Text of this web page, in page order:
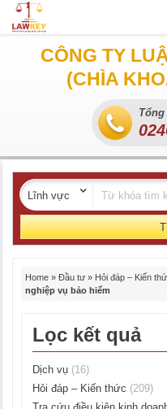
CÔNG TY
(CHÌA
Home » Đầu tư » Hỏi đáp – Kiến
nghiệp vụ bảo hiểm
Lọc kết quả
Dịch vụ (16)
Hỏi đáp – Kiến thức (209)